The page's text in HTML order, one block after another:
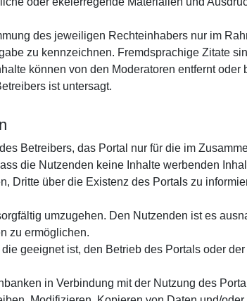
des jeweiligen Rechteinhabers nur im
zu kennzeichnen. Fremdsprachige Zitate
können von den Moderatoren entfernt
ist untersagt.
Betreibers, das Portal nur für die im
die Nutzenden keine Inhalte werbenden
Dritte über die Existenz des Portals zu
umzugehen. Den Nutzenden ist es
zu ermöglichen.
geeignet ist, den Betrieb des Portals oder
in Verbindung mit der Nutzung des